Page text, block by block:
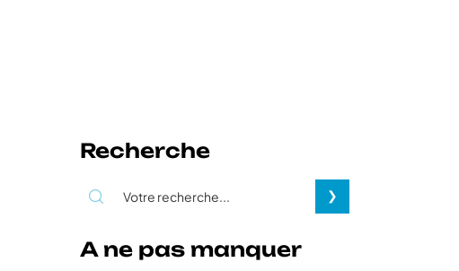
Recherche
A ne pas manquer